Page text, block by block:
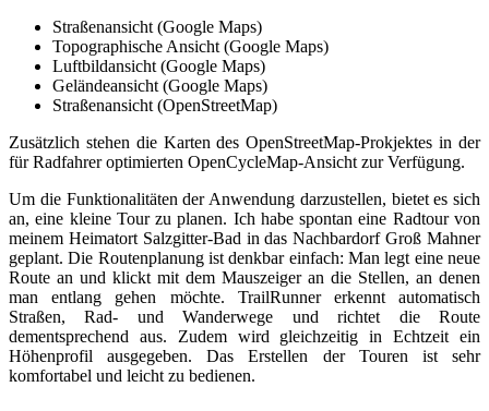
Straßenansicht (Google Maps)
Topographische Ansicht (Google Maps)
Luftbildansicht (Google Maps)
Geländeansicht (Google Maps)
Straßenansicht (OpenStreetMap)
Zusätzlich stehen die Karten des OpenStreetMap-Prokjektes in der
für Radfahrer optimierten OpenCycleMap-Ansicht zur Verfügung.
Um die Funktionalitäten der Anwendung darzustellen, bietet es sich
an, eine kleine Tour zu planen. Ich habe spontan eine Radtour von
meinem Heimatort Salzgitter-Bad in das Nachbardorf Groß Mahner
geplant. Die Routenplanung ist denkbar einfach: Man legt eine neue
Route an und klickt mit dem Mauszeiger an die Stellen, an denen
man entlang gehen möchte. TrailRunner erkennt automatisch
Straßen, Rad- und Wanderwege und richtet die Route
dementsprechend aus. Zudem wird gleichzeitig in Echtzeit ein
Höhenprofil ausgegeben. Das Erstellen der Touren ist sehr
komfortabel und leicht zu bedienen.